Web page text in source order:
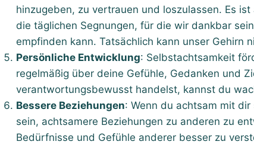
hinzugeben, zu vertrauen und loszulassen. Es
die täglichen Segnungen, für die wir dankbar
empfinden kann. Tatsächlich kann unser Gehirn
Persönliche Entwicklung: Selbstachtsamkeit
regelmäßig über deine Gefühle, Gedanken und
verantwortungsbewusst handelst, kannst du
Bessere Beziehungen: Wenn du achtsam mit
sein, achtsamere Beziehungen zu anderen zu
Bedürfnisse und Gefühle anderer besser zu